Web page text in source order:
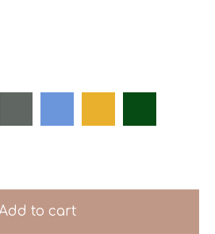
to cart